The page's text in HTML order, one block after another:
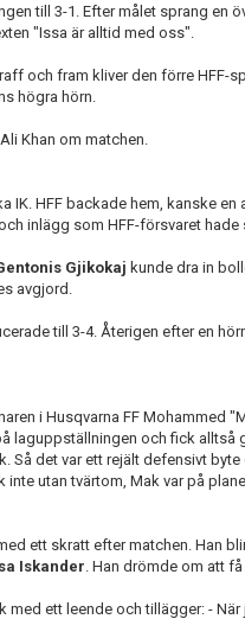
till 3-1. Efter målet sprang en
"Issa är alltid med oss".
och fram kliver den förre HFF-
högra hörn.
Khan om matchen.
IK. HFF backade hem, kanske en
inlägg som HFF-försvaret hade
Gjikokaj kunde dra in
avgjord.
till 3-4. Återigen efter en
i Husqvarna FF Mohammed
laguppställningen och fick alltså
Så det var ett rejält defensivt byte
utan tvärtom, Mak var på
ett skratt efter matchen. Han
Iskander. Han drömde om att
med ett leende och tillägger: -